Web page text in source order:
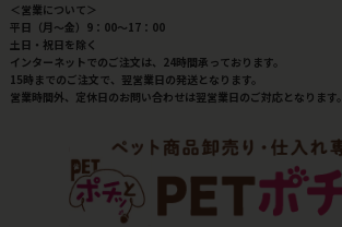
＜営業について＞
平日（月～金）9：00～17：00
土日・祝日を除く
インターネットでのご注文は、24時間承っております。
15時までのご注文で、翌営業日の発送となります。
営業時間外、定休日のお問い合わせは翌営業日のご対応となります。